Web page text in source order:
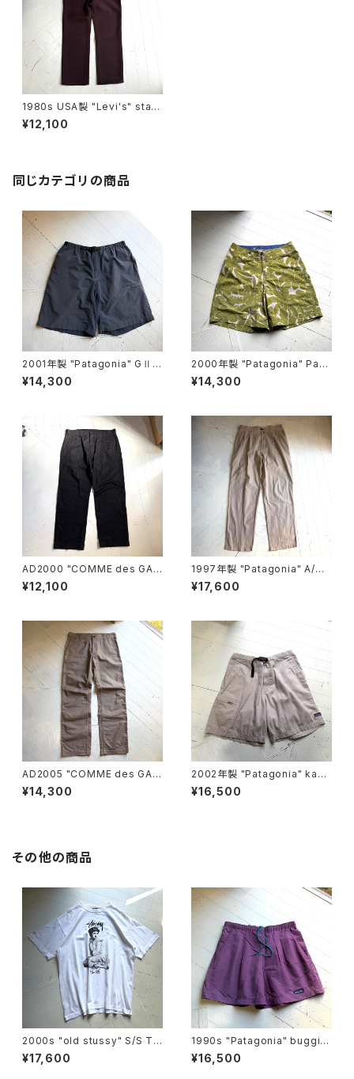
1980s USA製 "Levi's" star-
prest pants
¥12,100
同じカテゴリの商品
2001年製 "Patagonia" GⅡ s
horts
¥14,300
2000年製 "Patagonia" Pata
loha shorts
¥14,300
AD2000 "COMME des GAR
ÇONS HOMME“ cotton pan
ts
¥12,100
1997年製 "Patagonia" A/C
pants
¥17,600
AD2005 "COMME des GAR
ÇONS HOMME“ cotton pan
ts
¥14,300
2002年製 "Patagonia" kang
ri shorts
¥16,500
その他の商品
2000s "old stussy" S/S T-
shirt
¥17,600
1990s "Patagonia" buggie
s shorts
¥16,500